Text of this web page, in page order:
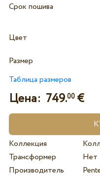
Срок пошива
Цвет
Размер
Таблица размеров
Цена: 749.00€
Коллекция
Трансформер
Нет
Производитель